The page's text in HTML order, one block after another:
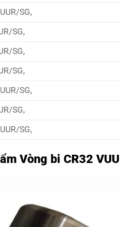
SG,
SG,
SG,
SG,
SG,
SG,
SG,
Vòng bi CR32 VUU